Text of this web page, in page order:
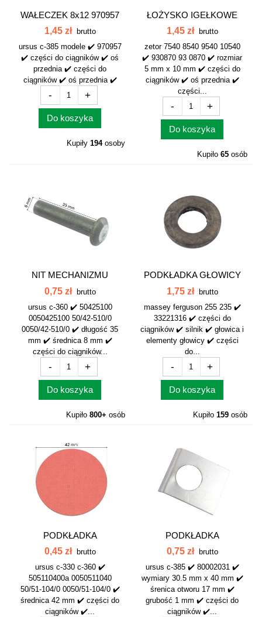
WAŁECZEK 8x12 970957
1,45 zł
brutto
ursus c-385 modele ✔️ 970957
✔️ części do ciągników ✔️ oś
przednia ✔️ części do
ciągników ✔️ oś przednia ✔️
- +
Do koszyka
Kupiły 194osoby
ŁOŻYSKO IGEŁKOWE
5x10mm 1koło56...
1,45 zł
brutto
zetor 7540 8540 9540 10540
✔️ 930870 93 0870 ✔️ rozmiar
5 mm x 10 mm ✔️ części do
ciągników ✔️ oś przednia ✔️
części...
- +
Do koszyka
Kupiło 65 osób
NIT MECHANIZMU
RÓŻNICOWEGO...
0,75 zł
brutto
ursus c-360 ✔️ 50425100
0050425100 50/42-510/0
0050/42-510/0 ✔️ długość 35
mm ✔️ średnica 8 mm ✔️
części do ciągników...
- +
Do koszyka
Kupiło 800+ osób
PODKŁADKA GŁOWICY
MF 33221316
1,75 zł
brutto
massey ferguson 255 235 ✔️
33221316 ✔️ części do
ciągników ✔️ silnik ✔️ głowica i
elementy głowicy ✔️ części
do...
- +
Do koszyka
Kupiło 159 osób
PODKŁADKA
IZOLACYJNA
0,45 zł
brutto
ursus c-330 c-360 ✔️
505110400a 0050511040
50/51-104/0 0050/51-104/0 ✔️
średnica 42 mm ✔️ części do
ciągników ✔️...
PODKŁADKA
ZABEZPIECZAJĄCA
0,75 zł
brutto
ursus c-385 ✔️ 80002031 ✔️
wymiary 30.5 mm x 40 mm ✔️
śrenica otworu 17 mm ✔️
grubość 1 mm ✔️ części do
ciągników ✔️...